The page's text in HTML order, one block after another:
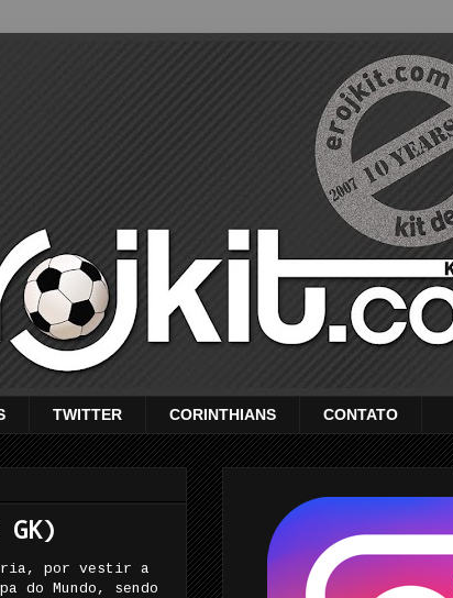
TWITTER CORINTHIANS CONTATO
por vestir a
do Mundo, sendo